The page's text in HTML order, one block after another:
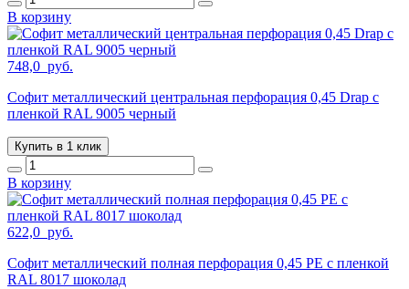
В корзину
748,0 руб.
Софит металлический центральная перфорация 0,45 Drap с
пленкой RAL 9005 черный
Купить в 1 клик
В корзину
622,0 руб.
Софит металлический полная перфорация 0,45 PE с пленкой
RAL 8017 шоколад